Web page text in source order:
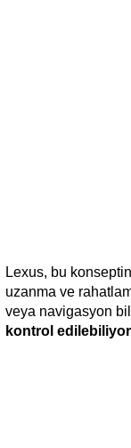
Lexus, bu
uzanma ve
veya navigasyon
kontrol